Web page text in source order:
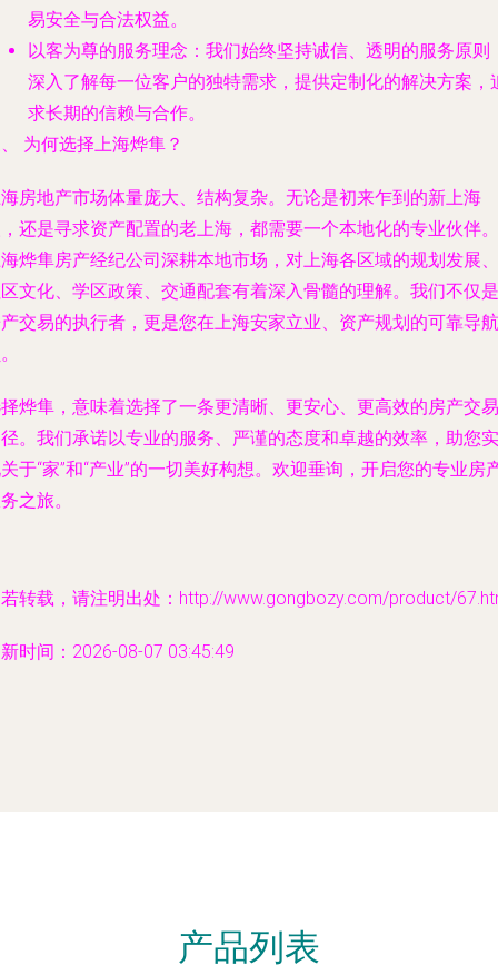
易安全与合法权益。
以客为尊的服务理念 ：我们始终坚持诚信、透明的服务原则
深入了解每一位客户的独特需求，提供定制化的解决方案，
求长期的信赖与合作。
为何选择上海烨隼？
房地产市场体量庞大、结构复杂。无论是初来乍到的新上海
还是寻求资产配置的老上海，都需要一个本地化的专业伙伴。
烨隼房产经纪公司深耕本地市场，对上海各区域的规划发展、
文化、学区政策、交通配套有着深入骨髓的理解。我们不仅是
交易的执行者，更是您在上海安家立业、资产规划的可靠导航
烨隼，意味着选择了一条更清晰、更安心、更高效的房产交易
。我们承诺以专业的服务、严谨的态度和卓越的效率，助您实
于“家”和“产业”的一切美好构想。欢迎垂询，开启您的专业房
之旅。
转载，请注明出处：http://www.gongbozy.com/product/
时间：2026-08-07 03:45:49
产品列表